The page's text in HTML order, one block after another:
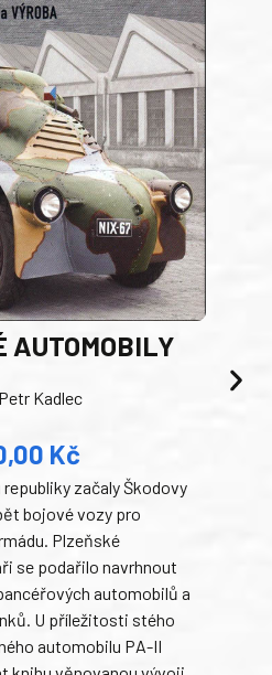
AUTOMOBILY
Kadlec
Kč
začaly Škodovy
bojové vozy pro
Plzeňské
se podařilo navrhnout
automobilů a
U příležitosti stého
automobilu PA-II